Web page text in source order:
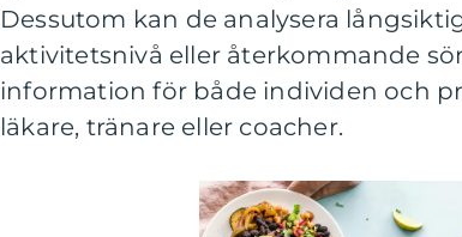
Dessutom kan de analysera
aktivitetsnivå eller återkommande
information för både individen och
läkare, tränare eller coacher.